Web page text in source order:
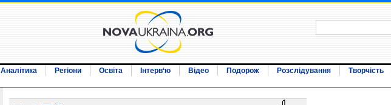
Аналітика Регіони Освіта Інтерв‘ю Відео Подорож Розслідування
Творчість